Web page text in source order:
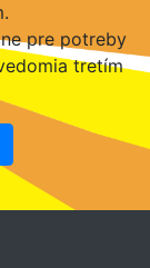
pre potreby
tretím